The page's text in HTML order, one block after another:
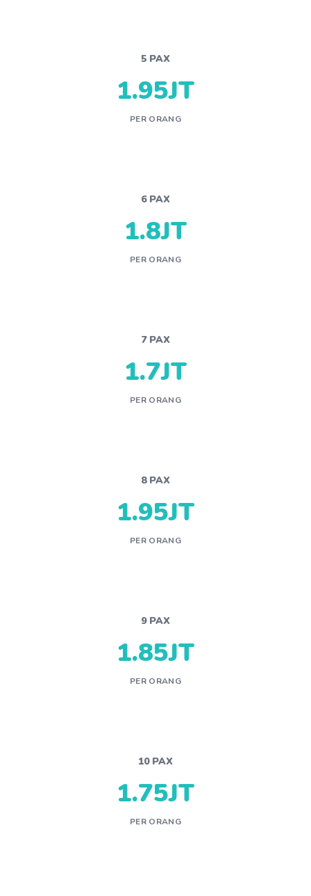
5 PAX
1.95JT
PER ORANG
6 PAX
1.8JT
PER ORANG
7 PAX
1.7JT
PER ORANG
8 PAX
1.95JT
PER ORANG
9 PAX
1.85JT
PER ORANG
10 PAX
1.75JT
PER ORANG